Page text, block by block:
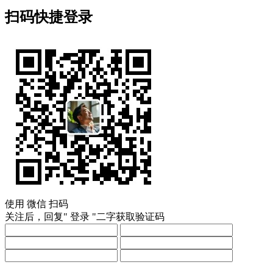
扫码快捷登录
使用 微信 扫码
关注后，回复" 登录 "二字获取验证码